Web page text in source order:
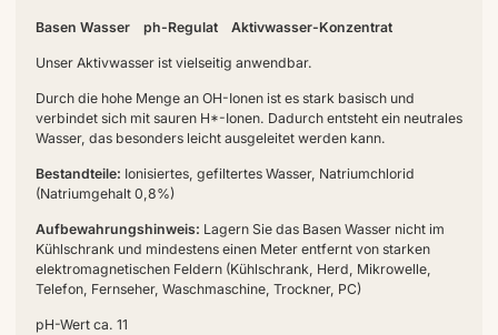
Basen Wasser ph-Regulat Aktivwasser-Konzentrat
Unser Aktivwasser ist vielseitig anwendbar.
Durch die hohe Menge an OH-Ionen ist es stark basisch und
verbindet sich mit sauren H*-Ionen. Dadurch entsteht ein neutrales
Wasser, das besonders leicht ausgeleitet werden kann.
Bestandteile: Ionisiertes, gefiltertes Wasser, Natriumchlorid
(Natriumgehalt 0,8%)
Aufbewahrungshinweis: Lagern Sie das Basen Wasser nicht im
Kühlschrank und mindestens einen Meter entfernt von starken
elektromagnetischen Feldern (Kühlschrank, Herd, Mikrowelle,
Telefon, Fernseher, Waschmaschine, Trockner, PC)
pH-Wert ca. 11